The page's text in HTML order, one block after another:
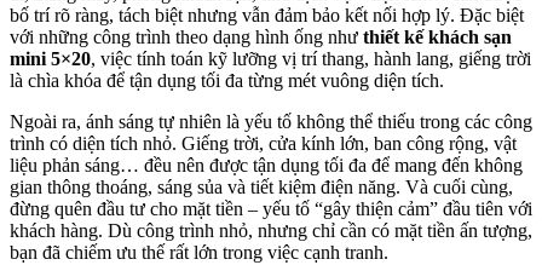
bố trí rõ ràng, tách biệt nhưng vẫn đảm bảo kết nối hợp lý. Đặc biệt
với những công trình theo dạng hình ống như thiết kế khách sạn
mini 5×20, việc tính toán kỹ lưỡng vị trí thang, hành lang, giếng trời
là chìa khóa để tận dụng tối đa từng mét vuông diện tích.
Ngoài ra, ánh sáng tự nhiên là yếu tố không thể thiếu trong các công
trình có diện tích nhỏ. Giếng trời, cửa kính lớn, ban công rộng, vật
liệu phản sáng… đều nên được tận dụng tối đa để mang đến không
gian thông thoáng, sáng sủa và tiết kiệm điện năng. Và cuối cùng,
đừng quên đầu tư cho mặt tiền – yếu tố “gây thiện cảm” đầu tiên với
khách hàng. Dù công trình nhỏ, nhưng chỉ cần có mặt tiền ấn tượng,
bạn đã chiếm ưu thế rất lớn trong việc cạnh tranh.